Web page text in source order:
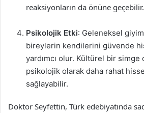
reaksiyonların da önüne geçebilir.
Psikolojik Etki: Geleneksel
bireylerin kendilerini güvende
yardımcı olur. Kültürel bir
psikolojik olarak daha rahat
sağlayabilir.
Doktor Seyfettin, Türk edebiyatında